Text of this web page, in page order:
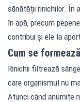
sănătății rinichilor. În
în apă, precum
contribui și ele la
Cum se
Rinichii filtrează
care organismul nu
Atunci când anumite